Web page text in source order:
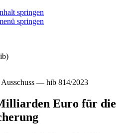
springen
springen
— hib 814/2023
Euro für die